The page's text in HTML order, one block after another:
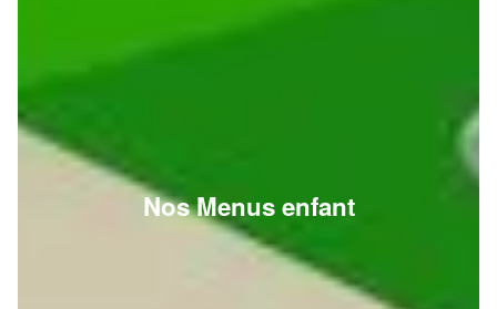
Nos Menus enfant